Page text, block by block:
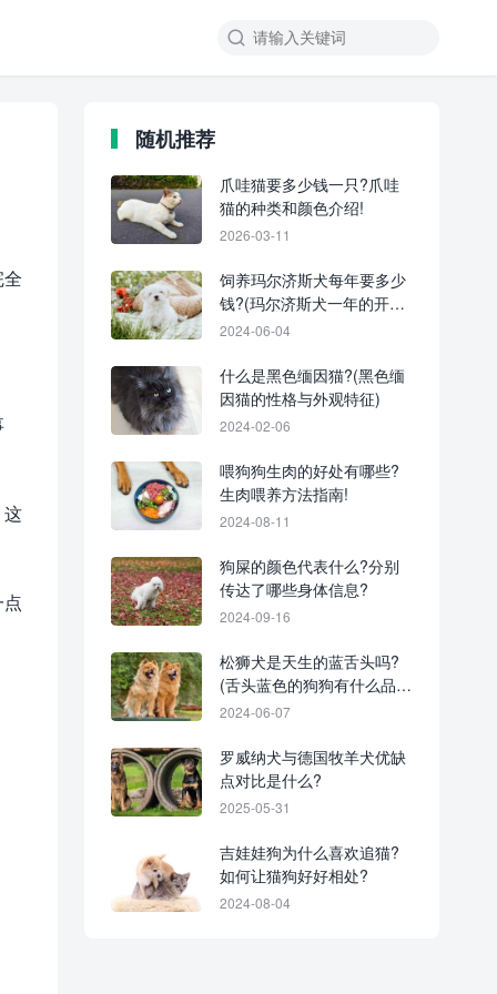
随机推荐
爪哇猫要多少钱一只?爪哇
猫的种类和颜色介绍!
2026-03-11
饲养玛尔济斯犬每年要多少
钱?(玛尔济斯犬一年的开支
清单)
2024-06-04
什么是黑色缅因猫?(黑色缅
因猫的性格与外观特征)
2024-02-06
喂狗狗生肉的好处有哪些?
生肉喂养方法指南!
2024-08-11
狗屎的颜色代表什么?分别
传达了哪些身体信息?
2024-09-16
松狮犬是天生的蓝舌头吗?
(舌头蓝色的狗狗有什么品
种?)
2024-06-07
罗威纳犬与德国牧羊犬优缺
点对比是什么?
2025-05-31
吉娃娃狗为什么喜欢追猫?
如何让猫狗好好相处?
2024-08-04